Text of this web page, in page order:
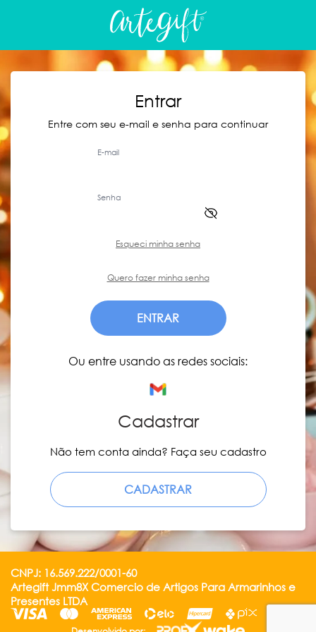
Entrar
Entre com seu e-mail e senha para continuar
E-mail
Senha
Esqueci minha senha
Quero fazer minha senha
ENTRAR
Ou entre usando as redes sociais:
Cadastrar
Não tem conta ainda? Faça seu cadastro
CADASTRAR
CNPJ: 16.569.222/0001-60
Artegift Jmm8X Comercio de Artigos Para Armarinhos e
Presentes LTDA